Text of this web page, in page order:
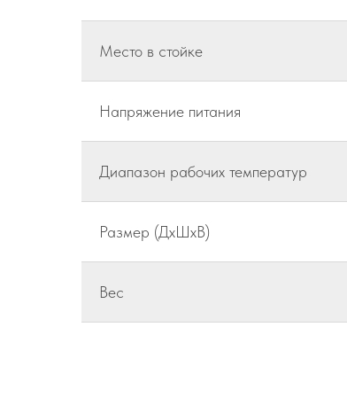
Место в стойке
Напряжение питания
Диапазон рабочих температур
Размер (ДхШхВ)
Вес